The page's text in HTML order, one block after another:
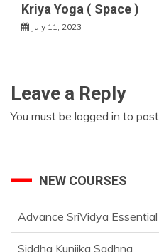
Kriya Yoga ( Space )
July 11, 2023
Leave a Reply
You must be logged in to
NEW COURSES
Siddha Kunjika Sadhna